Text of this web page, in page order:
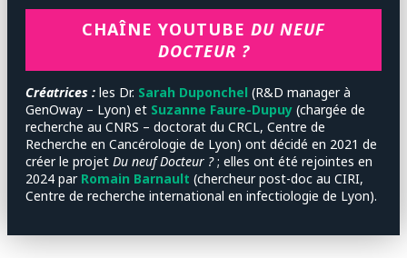
CHAÎNE YOUTUBE DU NEUF
DOCTEUR ?
Créatrices : les Dr. Sarah Duponchel (R&D manager à
GenOway – Lyon) et Suzanne Faure-Dupuy (chargée de
recherche au CNRS – doctorat du CRCL, Centre de
Recherche en Cancérologie de Lyon) ont décidé en 2021 de
créer le projet Du neuf Docteur ?; elles ont été rejointes en
2024 parRomain Barnault (chercheur post-doc au CIRI,
Centre de recherche international en infectiologie de Lyon).